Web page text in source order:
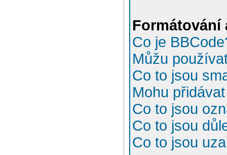
Formátování
Co je
Můžu
Co to jsou
Mohu
Co to jsou
Co to jsou
Co to jsou